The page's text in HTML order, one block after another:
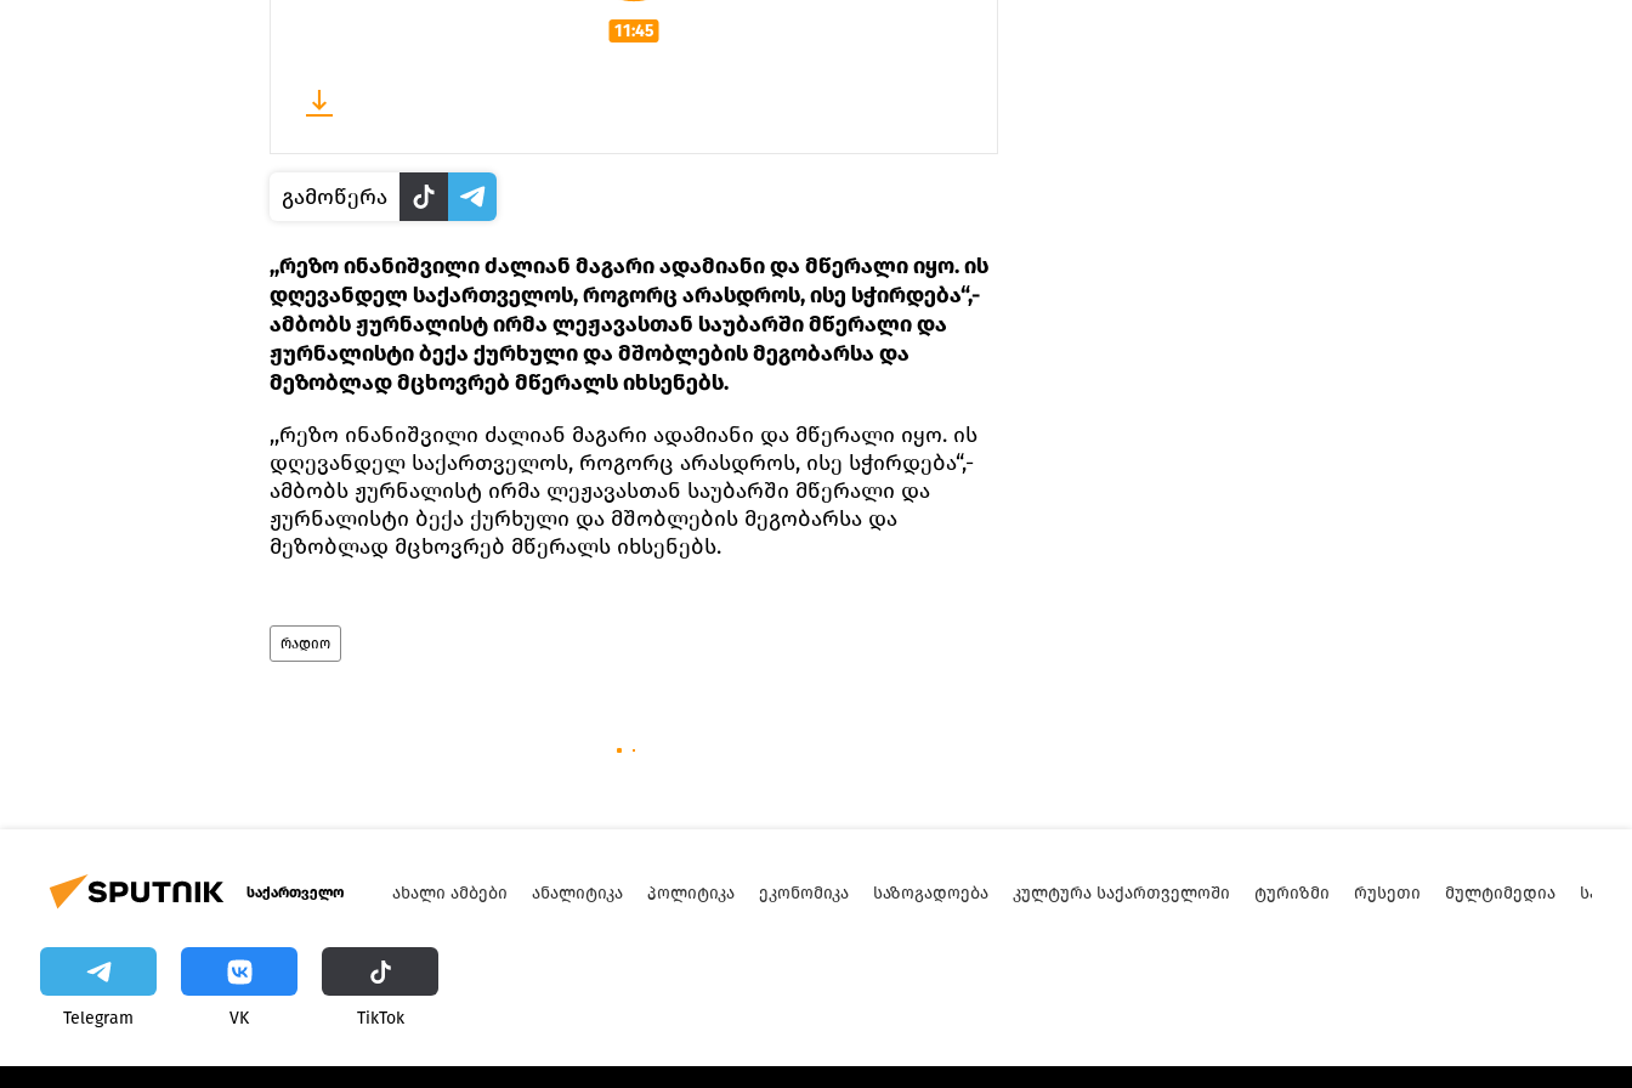
11:45
გამოწერა
,,რეზო ინანიშვილი ძალიან მაგარი ადამიანი და მწერალი იყო. ის
დღევანდელ საქართველოს, როგორც არასდროს, ისე სჭირდება“,-
ამბობს ჟურნალისტ ირმა ლეჟავასთან საუბარში მწერალი და
ჟურნალისტი ბექა ქურხული და მშობლების მეგობარსა და
მეზობლად მცხოვრებ მწერალს იხსენებს.
,,რეზო ინანიშვილი ძალიან მაგარი ადამიანი და მწერალი იყო. ის
დღევანდელ საქართველოს, როგორც არასდროს, ისე სჭირდება“,-
ამბობს ჟურნალისტ ირმა ლეჟავასთან საუბარში მწერალი და
ჟურნალისტი ბექა ქურხული და მშობლების მეგობარსა და
მეზობლად მცხოვრებ მწერალს იხსენებს.
რადიო
საქართველო ᲐᲮᲐᲚᲘ ᲐᲛᲑᲔᲑᲘ ᲐᲜᲐᲚᲘᲢᲘᲙᲐ ᲞᲝᲚᲘᲢᲘᲙᲐ ᲔᲙᲝᲜᲝᲛᲘᲙᲐ ᲡᲐᲖᲝᲒᲐᲓᲝᲔᲑᲐ ᲙᲣᲚᲢᲣᲠᲐ ᲡᲐᲥᲐᲠᲗᲕᲔᲚᲝᲨᲘ ᲢᲣᲠᲘᲖᲛᲘ ᲠᲣᲡᲔᲗᲘ ᲛᲣᲚᲢᲘᲛᲔᲓᲘᲐ
Telegram VK ТikТоk